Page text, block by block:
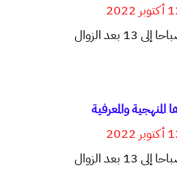
والمعرفية